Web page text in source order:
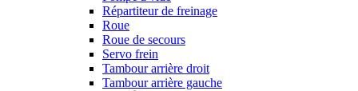
Répartiteur de freinage
Roue
Roue de secours
Servo frein
Tambour arrière droit
Tambour arrière gauche